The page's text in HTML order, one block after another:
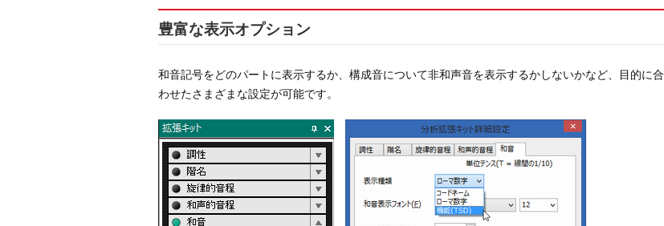
豊富な表示オプション
和音記号をどのパートに表示するか、構成音について非和声音を表示するかしないかなど、目的に合
わせたさまざまな設定が可能です。